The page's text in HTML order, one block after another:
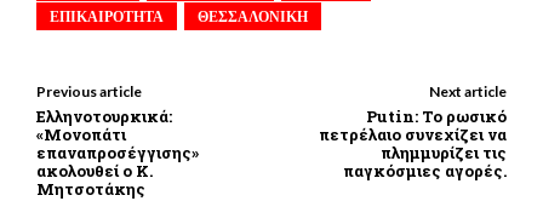
ΕΠΙΚΑΙΡΟΤΗΤΑ
ΘΕΣΣΑΛΟΝΙΚΗ
Previous article
Ελληνοτουρκικά:
«Μονοπάτι
επαναπροσέγγισης»
ακολουθεί ο Κ.
Μητσοτάκης
Next article
Putin: Το ρωσικό
πετρέλαιο συνεχίζει να
πλημμυρίζει τις
παγκόσμιες αγορές.